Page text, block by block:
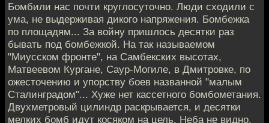
Бомбили нас почти круглосуточно. Люди сходили с
ума, не выдерживая дикого напряжения. Бомбежка
по площадям... За войну пришлось десятки раз
бывать под бомбежкой. На так называемом
"Миусском фронте", на Самбекских высотах,
Матвеевом Кургане, Саур-Могиле, в Дмитровке, по
ожесточению и упорству боев названной "малым
Сталинградом"... Хуже нет кассетного бомбометания.
Двухметровый цилиндр раскрывается, и десятки
мелких бомб идут косяком на цель. Неба не видно.